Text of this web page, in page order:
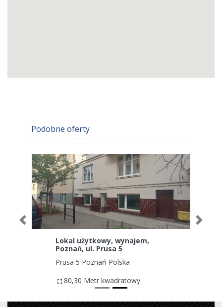
podobne oferty
Lokal użytkowy, wynajem,
Poznań, ul. Prusa 5
Prusa 5 Poznań Polska
80,30 Metr kwadratowy
Previous Next